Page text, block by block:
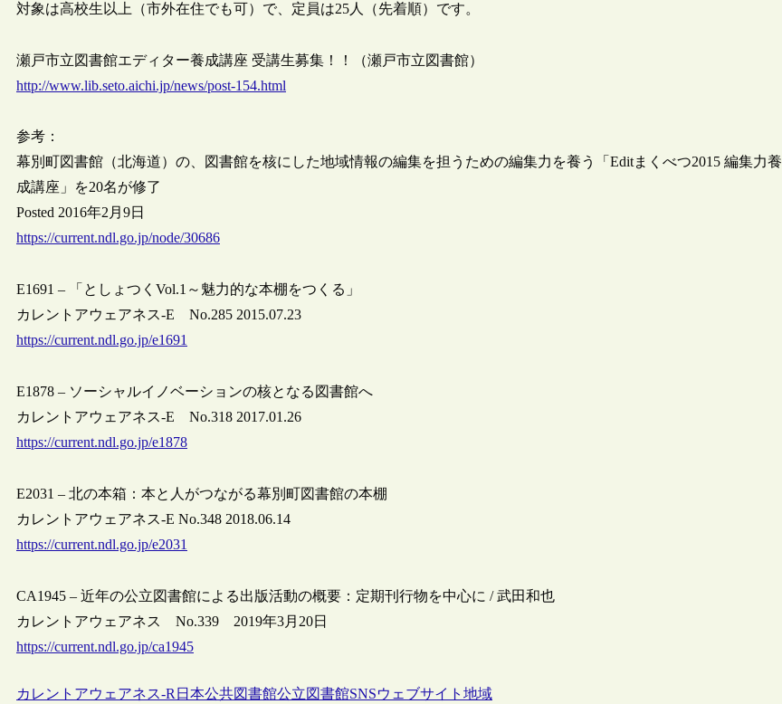
対象は高校生以上（市外在住でも可）で、定員は25人（先着順）です。
瀬戸市立図書館エディター養成講座 受講生募集！！（瀬戸市立図書館）
http://www.lib.seto.aichi.jp/news/post-154.html
参考：
幕別町図書館（北海道）の、図書館を核にした地域情報の編集を担うための編集力を養う「Editまくべつ2015 編集力養
成講座」を20名が修了
Posted 2016年2月9日
https://current.ndl.go.jp/node/30686
E1691 – 「としょつくVol.1～魅力的な本棚をつくる」
カレントアウェアネス-E No.285 2015.07.23
https://current.ndl.go.jp/e1691
E1878 – ソーシャルイノベーションの核となる図書館へ
カレントアウェアネス-E No.318 2017.01.26
https://current.ndl.go.jp/e1878
E2031 – 北の本箱：本と人がつながる幕別町図書館の本棚
カレントアウェアネス-E No.348 2018.06.14
https://current.ndl.go.jp/e2031
CA1945 – 近年の公立図書館による出版活動の概要：定期刊行物を中心に / 武田和也
カレントアウェアネス No.339 2019年3月20日
https://current.ndl.go.jp/ca1945
カレントアウェアネス-R 日本公共図書館公立図書館SNSウェブサイト 地域